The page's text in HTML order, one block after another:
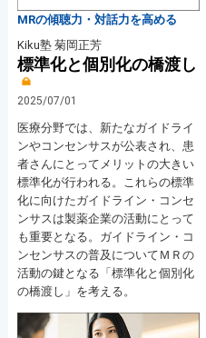
MRの傾聴力・対話力を高める
Kiku塾 菊岡正芳
標準化と個別化の橋渡し
2025/07/01
医療分野では、新たなガイドライ
ンやコンセンサスが公表され、患
者さんにとってメリットの大きい
標準化が行われる。これらの標準
化に向けたガイドライン・コンセ
ンサスは製薬企業の活動にとって
も重要となる。ガイドライン・コ
ンセンサスの普及についてＭＲの
活動の鍵となる「標準化と個別化
の橋渡し」を考える。